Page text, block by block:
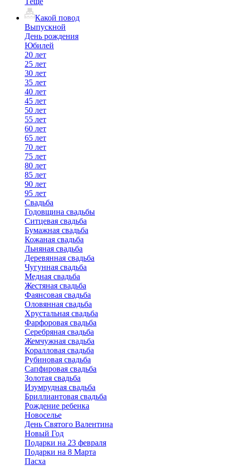
Какой повод
Выпускной
День рождения
Юбилей
20 лет
25 лет
30 лет
35 лет
40 лет
45 лет
50 лет
55 лет
60 лет
65 лет
70 лет
75 лет
80 лет
85 лет
90 лет
95 лет
Свадьба
Годовщина свадьбы
Ситцевая свадьба
Бумажная свадьба
Кожаная свадьба
Льняная свадьба
Деревянная свадьба
Чугунная свадьба
Медная свадьба
Жестяная свадьба
Фаянсовая свадьба
Оловянная свадьба
Хрустальная свадьба
Фарфоровая свадьба
Серебряная свадьба
Жемчужная свадьба
Коралловая свадьба
Рубиновая свадьба
Сапфировая свадьба
Золотая свадьба
Изумрудная свадьба
Бриллиантовая свадьба
Рождение ребенка
Новоселье
День Святого Валентина
Новый Год
Подарки на 23 февраля
Подарки на 8 Марта
Пасха